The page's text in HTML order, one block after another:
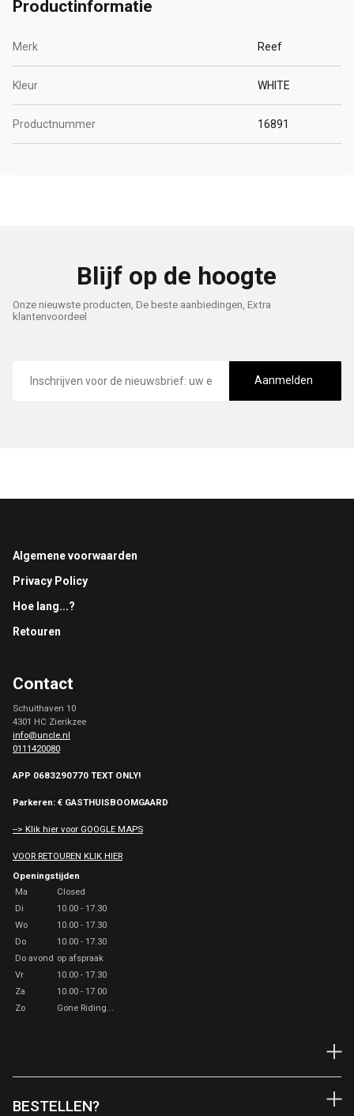
Productinformatie
Merk Reef
Kleur WHITE
Productnummer 16891
Blijf op de hoogte
Onze nieuwste producten, De beste aanbiedingen, Extra
klantenvoordeel
mailadres
Aanmelden
Footer
Algemene voorwaarden
Privacy Policy
Hoe lang...?
Retouren
Contact
Schuithaven 10
4301 HC Zierikzee
info@uncle.nl
0111420080
APP 0683290770 TEXT ONLY!
Parkeren: € GASTHUISBOOMGAARD
--> Klik hier voor GOOGLE MAPS
VOOR RETOUREN KLIK HIER
Openingstijden
Ma
Closed
Di
10.00 - 17.30
Wo
10.00 - 17.30
Do
10.00 - 17.30
Do avond op afspraak
Vr
10.00 - 17.30
Za
10.00 - 17.00
Zo
Gone Riding...
BESTELLEN?